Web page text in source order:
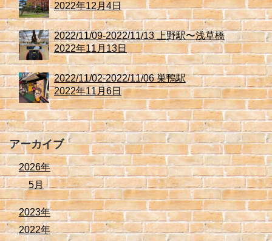
2022年12月4日
2022/11/09-2022/11/13 上野駅〜浅草橋
2022年11月13日
2022/11/02-2022/11/06 巣鴨駅
2022年11月6日
アーカイブ
2026年
5月
2023年
2022年